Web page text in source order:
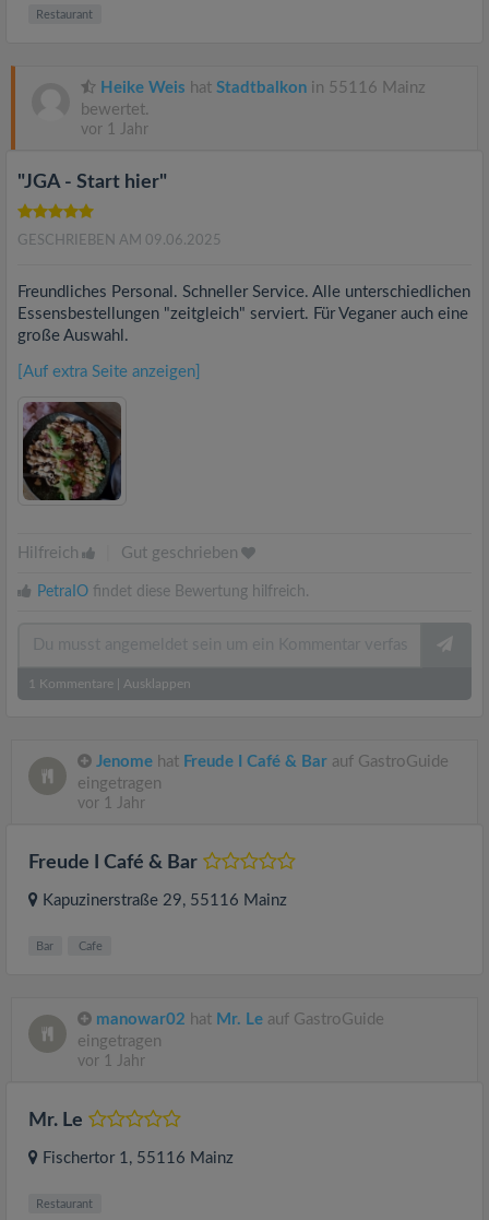
Restaurant
Heike Weis hat Stadtbalkon in 55116 Mainz
bewertet.
vor 1 Jahr
"JGA - Start hier"
GESCHRIEBEN AM 09.06.2025
Freundliches Personal. Schneller Service. Alle unterschiedlichen
Essensbestellungen "zeitgleich" serviert. Für Veganer auch eine
große Auswahl.
[Auf extra Seite anzeigen]
Hilfreich Gut geschrieben
PetraIO findet diese Bewertung hilfreich.
1 Kommentare Ausklappen
Jenome hat Freude I Café & Bar auf GastroGuide
eingetragen
vor 1 Jahr
Freude I Café & Bar
Kapuzinerstraße 29, 55116 Mainz
Bar Cafe
manowar02 hat Mr. Le auf GastroGuide
eingetragen
vor 1 Jahr
Mr. Le
Fischertor 1, 55116 Mainz
Restaurant